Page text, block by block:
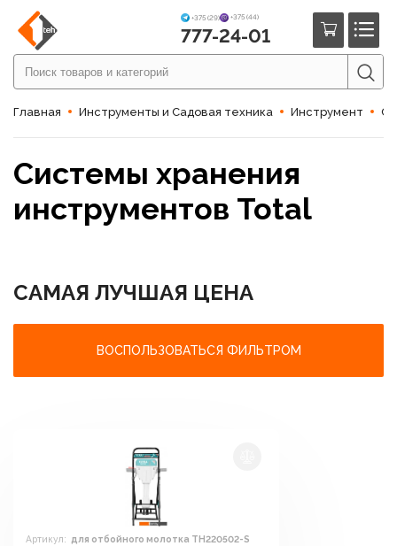
+375 (29) +375 (44)
777-24-01
Главная Инструменты и Садовая техника Инструмент
Системы хранения
инструментов Total
САМАЯ ЛУЧШАЯ ЦЕНА
ВОСПОЛЬЗОВАТЬСЯ ФИЛЬТРОМ
Артикул: для отбойного молотка TH220502-S